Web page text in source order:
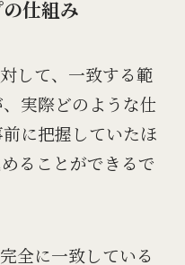
仕組み
して、一致する範
実際どのような仕
に把握していたほ
ることができるで
全に一致している